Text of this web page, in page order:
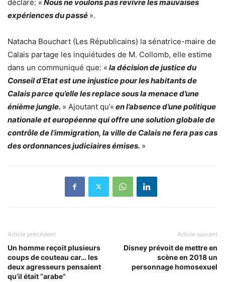
déclaré: « Nous ne voulons pas revivre les mauvaises
expériences du passé ».
Natacha Bouchart (Les Républicains) la sénatrice-maire de
Calais partage les inquiétudes de M. Collomb, elle estime
dans un communiqué que: « la décision de justice du
Conseil d’Etat est une injustice pour les habitants de
Calais parce qu’elle les replace sous la menace d’une
énième jungle. » Ajoutant qu’« en l’absence d’une politique
nationale et européenne qui offre une solution globale de
contrôle de l’immigration, la ville de Calais ne fera pas cas
des ordonnances judiciaires émises. »
Article précédent
Un homme reçoit plusieurs
coups de couteau car… les
deux agresseurs pensaient
qu’il était “arabe”
Article suivant
Disney prévoit de mettre en
scène en 2018 un
personnage homosexuel